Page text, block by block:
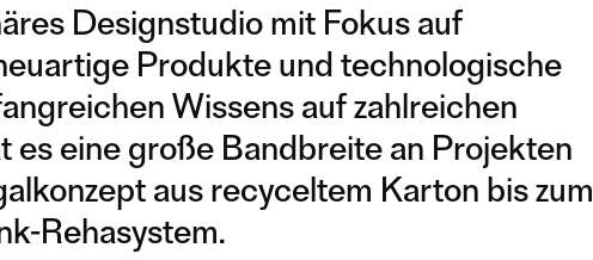
Designstudio mit Fokus auf
Produkte und technologische
Wissens auf zahlreichen
es eine große Bandbreite an Projekten
aus recyceltem Karton bis zum
Rehasystem.